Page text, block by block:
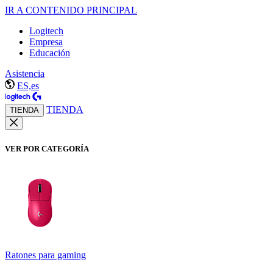
IR A CONTENIDO PRINCIPAL
Logitech
Empresa
Educación
Asistencia
ES,es
TIENDA TIENDA
VER POR CATEGORÍA
Ratones para gaming